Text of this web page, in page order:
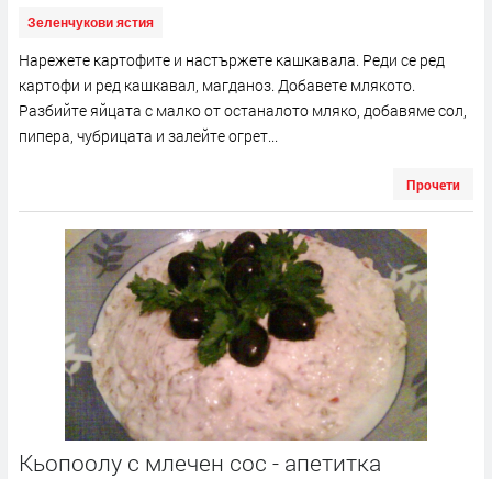
Зеленчукови ястия
Нарежете картофите и настържете кашкавала. Реди се ред
картофи и ред кашкавал, магданоз. Добавете млякото.
Разбийте яйцата с малко от останалото мляко, добавяме сол,
пипера, чубрицата и залейте огрет...
Прочети
Кьопоолу с млечен сос - апетитка